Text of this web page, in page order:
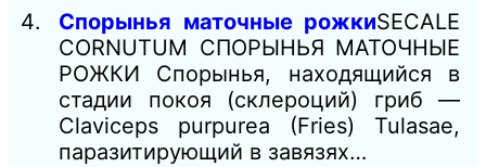
Спорынья маточные рожкиSECALE
CORNUTUM СПОРЫНЬЯ МАТОЧНЫЕ
РОЖКИ Спорынья, находящийся в
стадии покоя (склероций) гриб —
Claviceps purpurea (Fries) Tulasae,
паразитирующий в завязях…